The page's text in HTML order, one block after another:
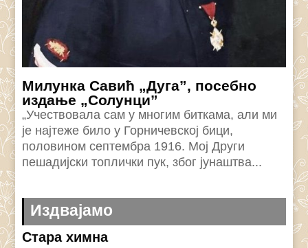
Милунка Савић „Дуга”, посебно
издање „Солунци”
„Учествовала сам у многим биткама, али ми
је најтеже било у Горничевској бици,
половином септембра 1916. Мој Дру­ги
пешадијски топлички пук, због јунаштва...
Издвајамо
Стара химна